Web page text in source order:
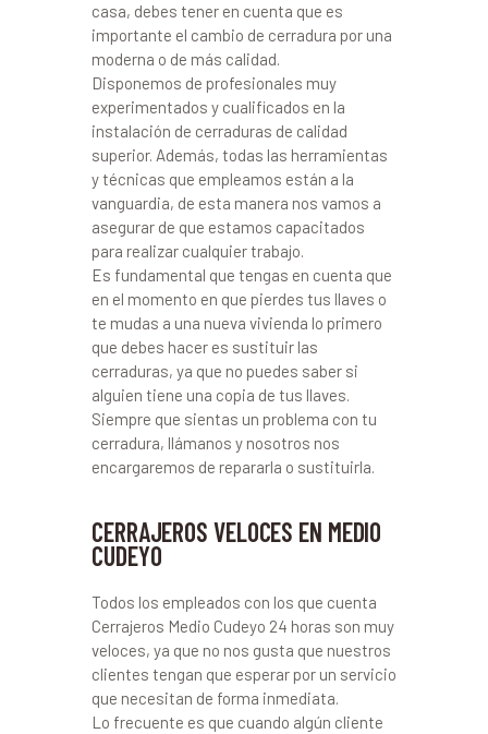
casa, debes tener en cuenta que es
importante el cambio de cerradura por una
moderna o de más calidad.
Disponemos de profesionales muy
experimentados y cualificados en la
instalación de cerraduras de calidad
superior. Además, todas las herramientas
y técnicas que empleamos están a la
vanguardia, de esta manera nos vamos a
asegurar de que estamos capacitados
para realizar cualquier trabajo.
Es fundamental que tengas en cuenta que
en el momento en que pierdes tus llaves o
te mudas a una nueva vivienda lo primero
que debes hacer es sustituir las
cerraduras, ya que no puedes saber si
alguien tiene una copia de tus llaves.
Siempre que sientas un problema con tu
cerradura, llámanos y nosotros nos
encargaremos de repararla o sustituirla.
CERRAJEROS VELOCES EN MEDIO
CUDEYO
Todos los empleados con los que cuenta
Cerrajeros Medio Cudeyo 24 horas son muy
veloces, ya que no nos gusta que nuestros
clientes tengan que esperar por un servicio
que necesitan de forma inmediata.
Lo frecuente es que cuando algún cliente